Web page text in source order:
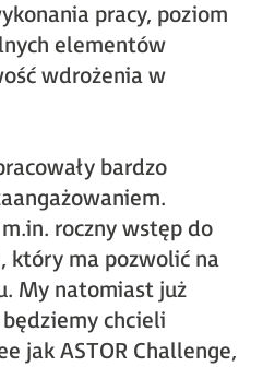
pracy, poziom
elementów
wdrożenia w
bardzo
roczny wstęp do
który ma pozwolić na
My natomiast już
chcieli
jak ASTOR Challenge,